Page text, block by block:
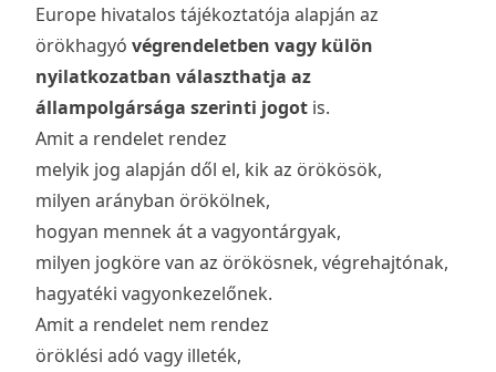
Europe hivatalos tájékoztatója alapján az
örökhagyó végrendeletben vagy külön
nyilatkozatban választhatja az
állampolgársága szerinti jogot is.
Amit a rendelet rendez
melyik jog alapján dől el, kik az örökösök,
milyen arányban örökölnek,
hogyan mennek át a vagyontárgyak,
milyen jogköre van az örökösnek, végrehajtónak,
hagyatéki vagyonkezelőnek.
Amit a rendelet nem rendez
öröklési adó vagy illeték,